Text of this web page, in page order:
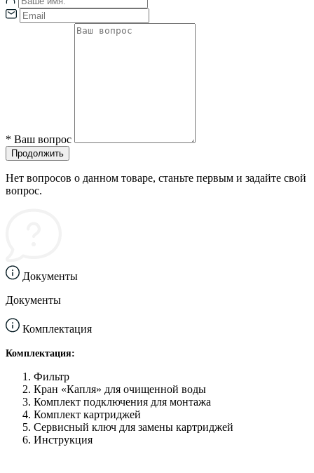
* Ваш вопрос
Продолжить
Нет вопросов о данном товаре, станьте первым и задайте свой
вопрос.
Документы
Документы
Комплектация
Комплектация:
Фильтр
Кран «Капля» для очищенной воды
Комплект подключения для монтажа
Комплект картриджей
Сервисный ключ для замены картриджей
Инструкция